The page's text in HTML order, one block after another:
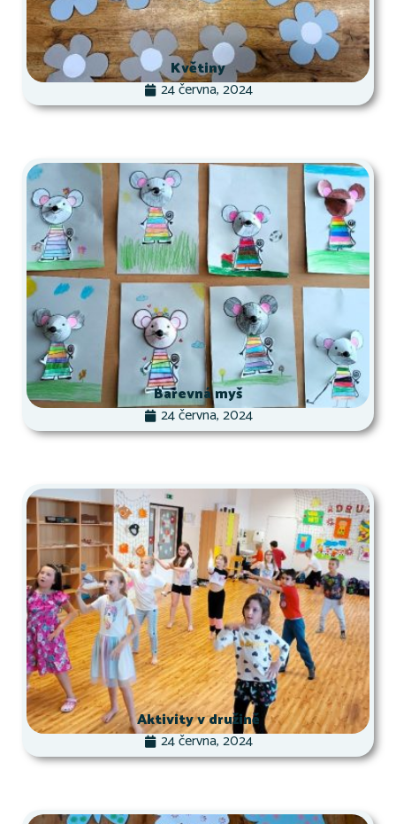
Květiny
24 června, 2024
Barevná myš
24 června, 2024
Aktivity v družině
24 června, 2024